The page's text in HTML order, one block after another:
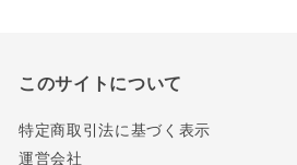
このサイトについて
特定商取引法に基づく表示
運営会社